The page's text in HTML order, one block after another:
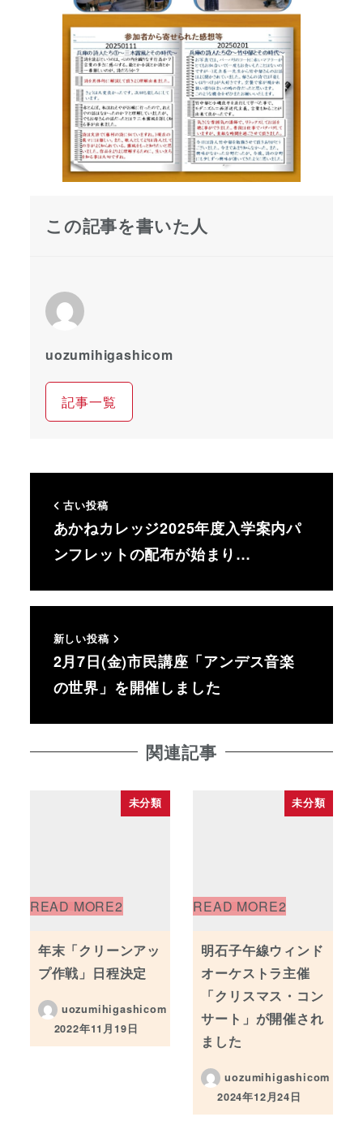
この記事を書いた人
uozumihigashicom
記事一覧
古い投稿
あかねカレッジ2025年度入学案内パ
ンフレットの配布が始まり…
新しい投稿
2月7日(金)市民講座「アンデス音楽
の世界」を開催しました
関連記事
未分類
年末「クリーンアッ
プ作戦」日程決定
uozumihigashicom
投稿日
2022年11月19日
未分類
明石子午線ウィンド
オーケストラ主催
「クリスマス・コン
サート」が開催され
ました
uozumihigashicom
投稿日
2024年12月24日